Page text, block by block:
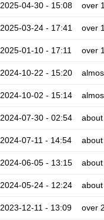
2025-04-30 - 15:08 over
2025-03-24 - 17:41 over
2025-01-10 - 17:11 over
2024-10-22 - 15:20
2024-10-02 - 15:14
2024-07-30 - 02:54
2024-07-11 - 14:54
2024-06-05 - 13:15
2024-05-24 - 12:24
2023-12-11 - 13:09 over